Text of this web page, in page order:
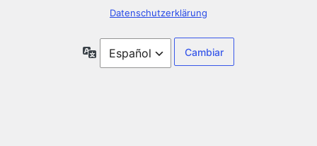
Datenschutzerklärung
Idioma